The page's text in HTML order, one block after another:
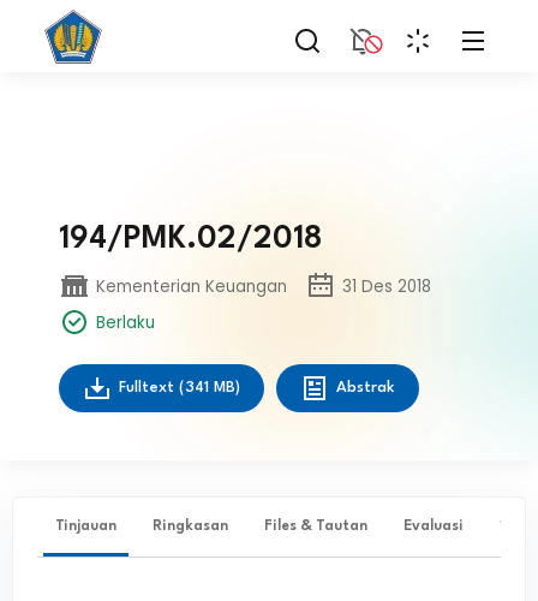
194/PMK.02/2018
Kementerian Keuangan
31 Des 2018
Berlaku
Fulltext (341 MB) Abstrak
Tinjauan Ringkasan Files & Tautan Evaluasi ✨